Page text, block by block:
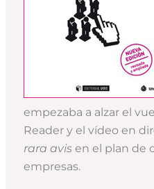
empezaba a alzar el
Reader y el vídeo en
rara avisen el plan de
empresas.